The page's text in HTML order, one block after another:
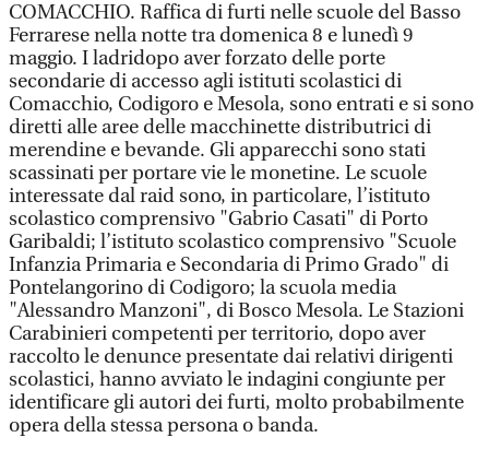
COMACCHIO. Raffica di furti nelle scuole del Basso
Ferrarese nella notte tra domenica 8 e lunedì 9
maggio. I ladridopo aver forzato delle porte
secondarie di accesso agli istituti scolastici di
Comacchio, Codigoro e Mesola, sono entrati e si sono
diretti alle aree delle macchinette distributrici di
merendine e bevande. Gli apparecchi sono stati
scassinati per portare vie le monetine. Le scuole
interessate dal raid sono, in particolare, l’istituto
scolastico comprensivo "Gabrio Casati" di Porto
Garibaldi; l’istituto scolastico comprensivo "Scuole
Infanzia Primaria e Secondaria di Primo Grado" di
Pontelangorino di Codigoro; la scuola media
"Alessandro Manzoni", di Bosco Mesola. Le Stazioni
Carabinieri competenti per territorio, dopo aver
raccolto le denunce presentate dai relativi dirigenti
scolastici, hanno avviato le indagini congiunte per
identificare gli autori dei furti, molto probabilmente
opera della stessa persona o banda.